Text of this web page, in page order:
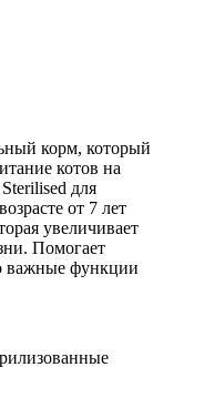
корм, который
котов на
для
от 7 лет
увеличивает
Помогает
важные функции